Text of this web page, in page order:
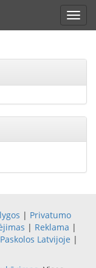
| Privatumo
| Reklama |
Paskolos Latvijoje |